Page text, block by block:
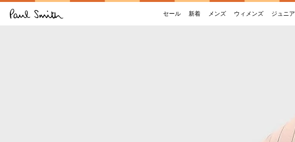
セール 新着 メンズ ウィメンズ ジュニア